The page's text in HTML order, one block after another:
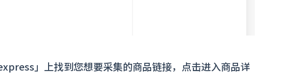
」上找到您想要采集的商品链接，点击进入商品详